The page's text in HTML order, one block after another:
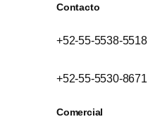
Contacto
+52-55-5538-5518
+52-55-5530-8671
Comercial